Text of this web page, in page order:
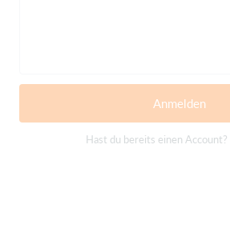
Anmelden
Hast du bereits einen Account?